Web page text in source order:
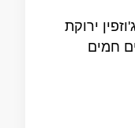
ירוקת
חמים